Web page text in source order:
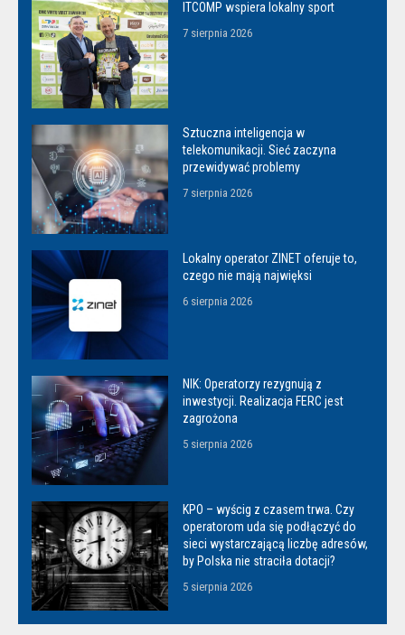
ITCOMP wspiera lokalny sport
7 sierpnia 2026
Sztuczna inteligencja w
telekomunikacji. Sieć zaczyna
przewidywać problemy
7 sierpnia 2026
Lokalny operator ZINET oferuje to,
czego nie mają najwięksi
6 sierpnia 2026
NIK: Operatorzy rezygnują z
inwestycji. Realizacja FERC jest
zagrożona
5 sierpnia 2026
KPO – wyścig z czasem trwa. Czy
operatorom uda się podłączyć do
sieci wystarczającą liczbę adresów,
by Polska nie straciła dotacji?
5 sierpnia 2026